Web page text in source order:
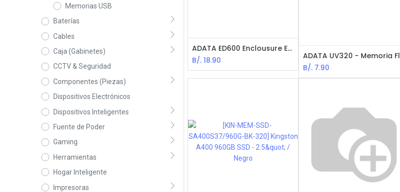
Memorias USB
Baterías
Cables
Caja (Gabinetes)
CCTV & Seguridad
Componentes (Piezas)
Dispositivos Electrónicos
Dispositivos Inteligentes
Fuente de Poder
Gaming
Herramientas
Hogar Inteligente
Impresoras
ADATA ED600 Enclousure Externo 2.5'' / SSD / Negro
B/.18.90
B/. 7.90